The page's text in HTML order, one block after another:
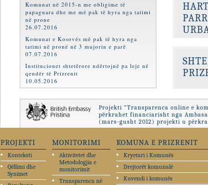
Komunat në 2015-n me obligime të
papaguara dhe me më pak të hyra nga tatimi
në prone
26.07.2016
Komunat e Kosovës më pak të hyra nga
tatimi në pronë në 3 mujorin e parë
07.07.2016
Institucionet shtetërore ndërtojnë pa leje në
qendër të Prizrenit
10.05.2016
Projekti “Transparenca online e
përkrahet financiarisht nga
(mars-gusht 2012) projekti u
PROJEKTI
Konteksti
Qëllimi dhe
Synimet
MONITORIMI
Aktivitetet dhe
Metodologjia e
monitorimit
Transparenca në
KOMUNA E PRIZRENIT
Kryetari i Komunës
Drejtorët komunalë
Kuvendi i komunës